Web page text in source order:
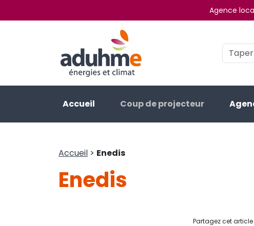
Agence
Accueil Coup de projecteur
Accueil > Enedis
Enedis
Partagez cet article